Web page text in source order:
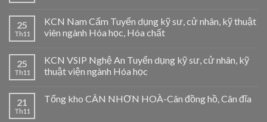
25
Th11
KCN Nam Cấm Tuyển dụng kỹ sư, cử nhân, kỹ thuật
viên ngành Hóa học, Hóa chất
25
Th11
KCN VSIP Nghệ An Tuyển dụng kỹ sư, cử nhân, kỹ
thuật viện ngành Hóa học
21
Th11
Tổng kho CÂN NHƠN HOÀ-Cân đồng hồ, Cân đĩa